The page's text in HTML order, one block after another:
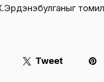
Tweet